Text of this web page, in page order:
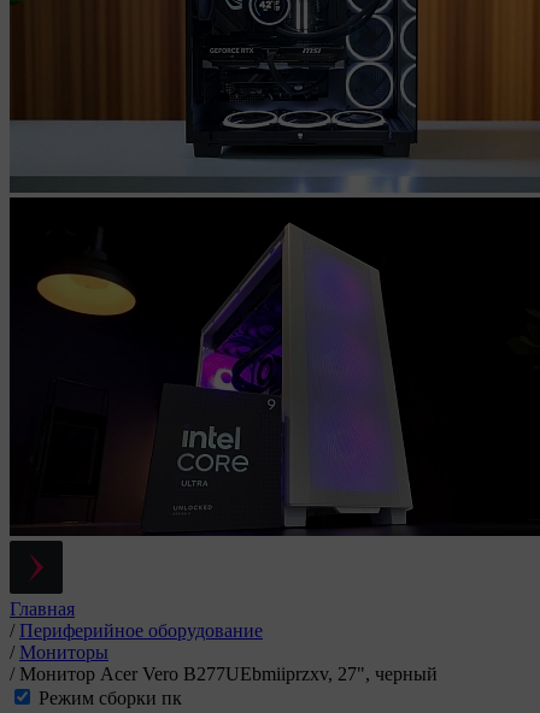
Главная
/ Периферийное оборудование
/ Мониторы
/ Монитор Acer Vero B277UEbmiiprzxv, 27", черный
Режим сборки пк